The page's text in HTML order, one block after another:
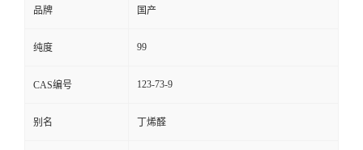
品牌 国产
纯度 99
CAS编号 123-73-9
别名 丁烯醛